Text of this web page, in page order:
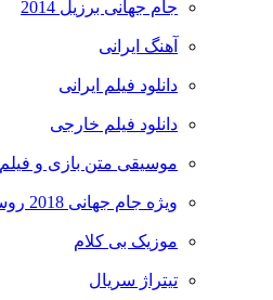
جام جهانی برزیل 2014
آهنگ ایرانی
دانلود فیلم ایرانی
دانلود فیلم خارجی
موسیقی متن بازی و فیلم
ویژه جام جهانی 2018 روسیه
موزیک بی کلام
تیتراژ سریال